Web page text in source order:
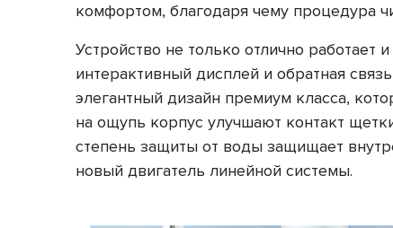
комфортом, благодаря чему процедура
Устройство не только отлично
интерактивный дисплей и обратная
элегантный дизайн премиум класса,
на ощупь корпус улучшают контакт
степень защиты от воды защищает
новый двигатель линейной системы.